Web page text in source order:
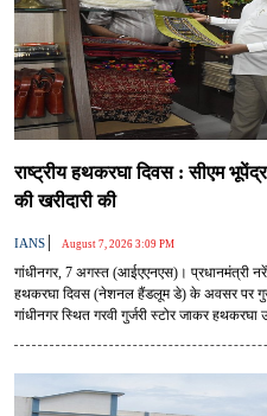
राष्ट्रीय हथकरघा दिवस : सीएम
की खरीदारी की
IANS | August 7, 2026 3:09 PM
गांधीनगर, 7 अगस्त (आईएएनएस)। प्रधानमंत्री
हथकरघा दिवस (नेशनल हैंडलूम डे) के अवसर पर
गांधीनगर स्थित गरवी गुर्जरी स्टोर जाकर हथकरघा